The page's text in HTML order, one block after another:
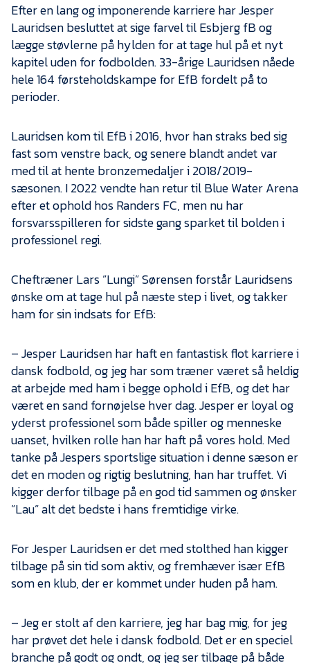
Job i EfB
Presse
Efter en lang og imponerende karriere har Jesper
Lauridsen besluttet at sige farvel til Esbjerg fB og
lægge støvlerne på hylden for at tage hul på et nyt
kapitel uden for fodbolden. 33-årige Lauridsen nåede
hele 164 førsteholdskampe for EfB fordelt på to
perioder.
Lauridsen kom til EfB i 2016, hvor han straks bed sig
fast som venstre back, og senere blandt andet var
med til at hente bronzemedaljer i 2018/2019-
sæsonen. I 2022 vendte han retur til Blue Water Arena
efter et ophold hos Randers FC, men nu har
forsvarsspilleren for sidste gang sparket til bolden i
professionel regi.
Cheftræner Lars ”Lungi” Sørensen forstår Lauridsens
ønske om at tage hul på næste step i livet, og takker
ham for sin indsats for EfB:
– Jesper Lauridsen har haft en fantastisk flot karriere i
dansk fodbold, og jeg har som træner været så heldig
at arbejde med ham i begge ophold i EfB, og det har
været en sand fornøjelse hver dag. Jesper er loyal og
yderst professionel som både spiller og menneske
uanset, hvilken rolle han har haft på vores hold. Med
tanke på Jespers sportslige situation i denne sæson er
det en moden og rigtig beslutning, han har truffet. Vi
kigger derfor tilbage på en god tid sammen og ønsker
”Lau” alt det bedste i hans fremtidige virke.
For Jesper Lauridsen er det med stolthed han kigger
tilbage på sin tid som aktiv, og fremhæver især EfB
som en klub, der er kommet under huden på ham.
– Jeg er stolt af den karriere, jeg har bag mig, for jeg
har prøvet det hele i dansk fodbold. Det er en speciel
branche på godt og ondt, og jeg ser tilbage på både